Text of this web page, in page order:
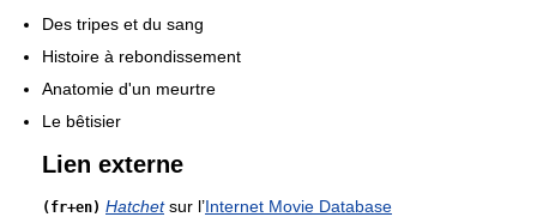
Des tripes et du sang
Histoire à rebondissement
Anatomie d'un meurtre
Le bêtisier
Lien externe
(fr+en) Hatchetsur l’Internet Movie Database